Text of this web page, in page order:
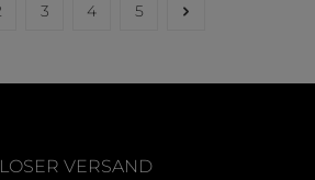
Seite
3 Seite
4 Seite
5
VERSAND